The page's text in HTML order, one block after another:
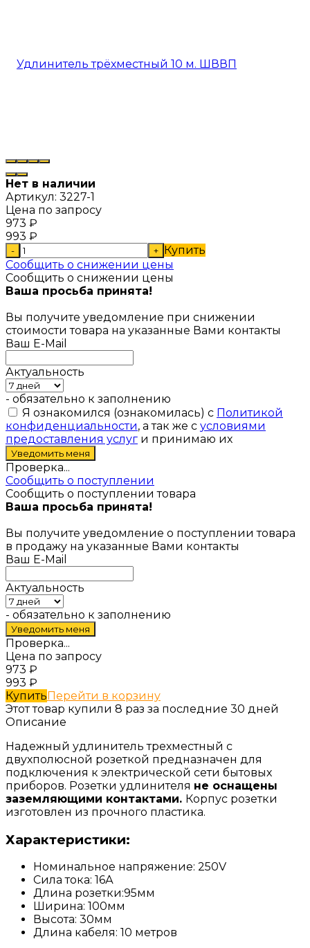
Нет в наличии
Артикул: 3227-1
Цена по запросу
973 ₽
993 ₽
- + Купить
Сообщить о снижении цены
Сообщить о снижении цены
Ваша просьба принята!
Вы получите уведомление при снижении
стоимости товара на указанные Вами контакты
Ваш E-Mail
Актуальность
- обязательно к заполнению
Я ознакомился (ознакомилась) с Политикой
конфиденциальности, а так же с условиями
предоставления услуг и принимаю их
Проверка...
Сообщить о поступлении
Сообщить о поступлении товара
Ваша просьба принята!
Вы получите уведомление о поступлении товара
в продажу на указанные Вами контакты
Ваш E-Mail
Актуальность
- обязательно к заполнению
Проверка...
Цена по запросу
973 ₽
993 ₽
КупитьПерейти в корзину
Этот товар купили 8 раз за последние 30 дней
Описание
Надежный удлинитель трехместный с
двухполюсной розеткой предназначен для
подключения к электрической сети бытовых
приборов. Розетки удлинителя не оснащены
заземляющими контактами. Корпус розетки
изготовлен из прочного пластика.
Характеристики:
Номинальное напряжение: 250V
Сила тока: 16А
Длина розетки:95мм
Ширина: 100мм
Высота: 30мм
Длина кабеля: 10 метров